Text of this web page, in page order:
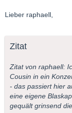
Lieber raphaell,
Zitat
Zitat von raphaell:
Cousin in ein
- das passiert hier
eine eigene
gequält grinsend